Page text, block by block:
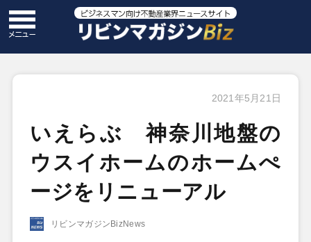
2021年5月21日
いえらぶ 神奈川地盤の
ウスイホームのホームぺ
ージをリニューアル
リビンマガジンBizNews